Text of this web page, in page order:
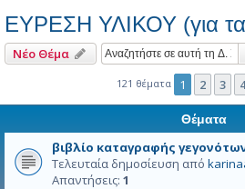
ΕΥΡΕΣΗ ΥΛΙΚΟΥ (για
Νέο Θέμα
121 θέματα 1 2 3 4
Θέματα
βιβλίο καταγραφής
Τελευταία δημοσίευση από
Απαντήσεις: 1